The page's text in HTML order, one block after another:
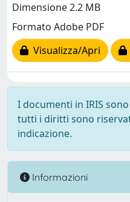
Dimensione 2.2 MB
Formato Adobe PDF
Visualizza/Apri
I documenti in IRIS
tutti i diritti sono
indicazione.
Informazioni